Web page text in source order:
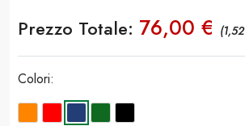
Prezzo Totale: 76,00 €
Colori: